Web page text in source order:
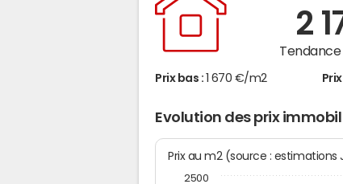
2
Tendance
Prix bas : 1 670 €/m2
Evolution des prix
Prix au m2 (source :
2500